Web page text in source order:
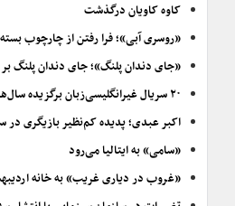
کاوه کاویان درگذشت
«روسری آبی»؛ فرا رفتن از چارچوب بسته
«جای دندان پلنگ»؛ جای دندان پلنگ
۲۰ سریال غیرانگلیسی‌زبان برگزیده سال‌های اخیر
اکبر عبدی؛ پدیده کم‌نظیر بازیگری در
«سامی» به ایتالیا می‌رود
«غروب در دیاری غریب» به خانه